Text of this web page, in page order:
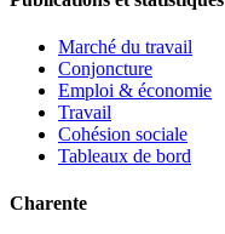
Marché du travail
Conjoncture
Emploi & économie
Travail
Cohésion sociale
Tableaux de bord
Charente